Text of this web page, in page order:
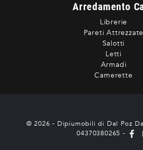
Arredamento
Librerie
Pareti Attrezzate
Salotti
Letti
Armadi
Camerette
© 2026 - Dipiumobili di Dal Poz
04370380265 -